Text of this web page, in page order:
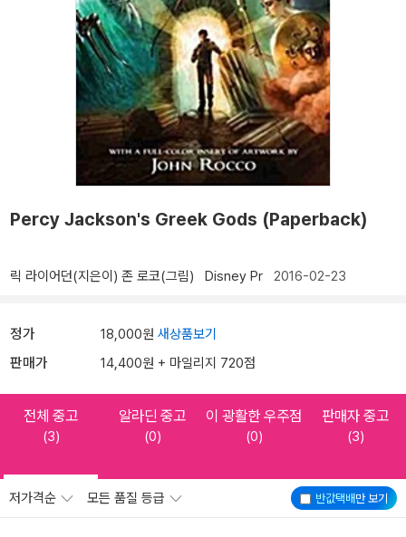
Percy Jackson's Greek Gods (Paperback)
릭 라이어던(지은이) 존 로코(그림) Disney Pr 2016-02-23
정가 18,000원 새상품보기
판매가 14,400원 + 마일리지 720점
전체 중고
(3)
알라딘 중고
(0)
이 광활한 우주점
(0)
판매자 중고
(3)
반값택배만 보기
저가격순 모든 품질 등급